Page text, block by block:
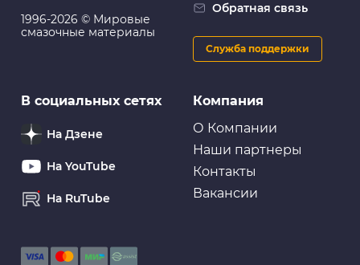
1996-2026 © Мировые
смазочные материалы
Компания
О Компании
Наши партнеры
Контакты
Вакансии
Обратная связь
Служба поддержки
В социальных сетях
На Дзене
На YouTube
На RuTube